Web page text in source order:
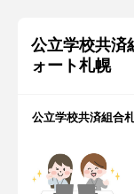
公立学校共
ォート札幌
公立学校共済組合